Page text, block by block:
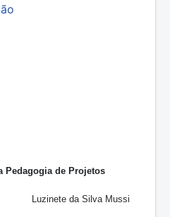
Pedagogia de Projetos
Luzinete da Silva Mussi